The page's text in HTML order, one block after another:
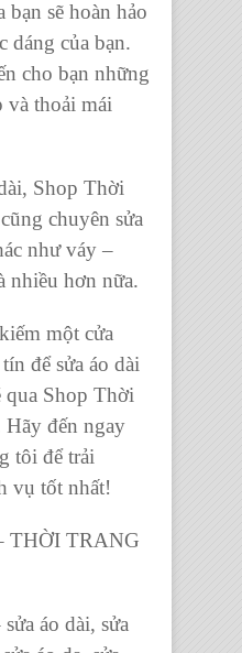
bạn sẽ hoàn hảo
dáng của bạn.
cho bạn những
và thoải mái
Shop Thời
chuyên sửa
như váy –
nhiều hơn nữa.
một cửa
để sửa áo dài
qua Shop Thời
đến ngay
tôi để trải
vụ tốt nhất!
THỜI TRANG
áo dài, sửa